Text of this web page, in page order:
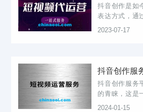
抖音创作是如
表达方式，通
艺和生活。在
关键。可...
2023-07-17
抖音创作服务
的青睐，这是
平台。作为目
2024-01-15